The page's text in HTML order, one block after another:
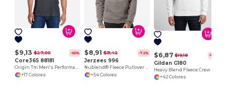
$9,13 $27,00 -66%
Core365 88181
Origin Tm Men's Performance Pique Polo
+17 Colores
$8,91 $31,42 -72%
Jerzees 996
Nublend® Fleece Pullover Hood
+54 Colores
$6,87 $19,18 -64%
Gildan G180
Heavy Blend Fleece Crew
+42 Colores